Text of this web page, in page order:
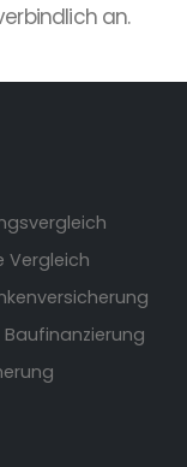
an.
Vergleich